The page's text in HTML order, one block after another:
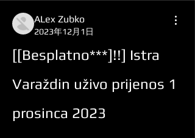
ALex Zubko
2023年12月1日
[[Besplatno***]!!] Istra
Varaždin uživo prijenos 1
prosinca 2023